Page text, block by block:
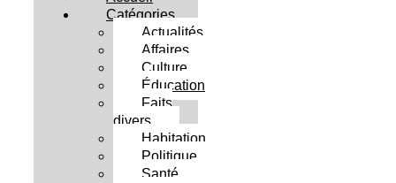
Catégories
Actualités
Affaires
Culture
Éducation
Faits
divers
Habitation
Politique
Santé